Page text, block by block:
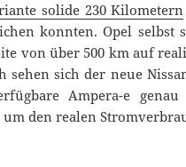
solide 230 Kilometern
konnten. Opel selbst
von über 500 km auf
sehen sich der neue
Ampera-e
um den realen